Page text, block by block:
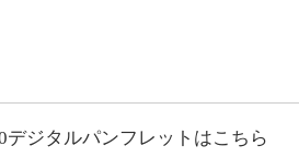
デジタルパンフレットはこちら